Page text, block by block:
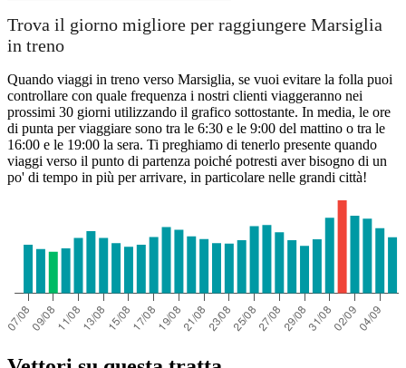
Trova il giorno migliore per raggiungere Marsiglia
in treno
Quando viaggi in treno verso Marsiglia, se vuoi evitare la folla puoi
controllare con quale frequenza i nostri clienti viaggeranno nei
prossimi 30 giorni utilizzando il grafico sottostante. In media, le ore
di punta per viaggiare sono tra le 6:30 e le 9:00 del mattino o tra le
16:00 e le 19:00 la sera. Ti preghiamo di tenerlo presente quando
viaggi verso il punto di partenza poiché potresti aver bisogno di un
po' di tempo in più per arrivare, in particolare nelle grandi città!